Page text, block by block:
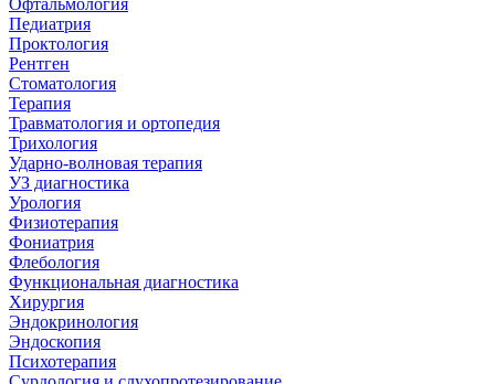
Офтальмология
Педиатрия
Проктология
Рентген
Стоматология
Терапия
Травматология и ортопедия
Трихология
Ударно-волновая терапия
УЗ диагностика
Урология
Физиотерапия
Фониатрия
Флебология
Функциональная диагностика
Хирургия
Эндокринология
Эндоскопия
Психотерапия